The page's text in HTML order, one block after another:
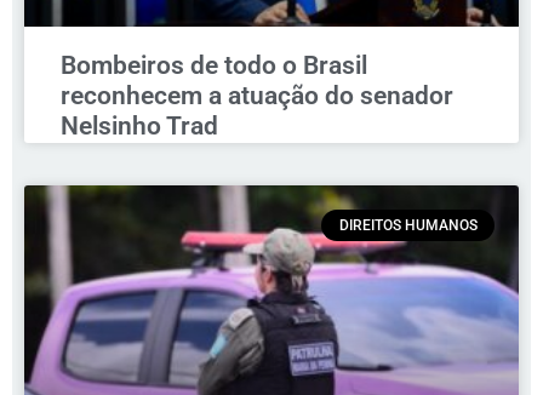
Bombeiros de todo o Brasil
reconhecem a atuação do senador
Nelsinho Trad
DIREITOS HUMANOS